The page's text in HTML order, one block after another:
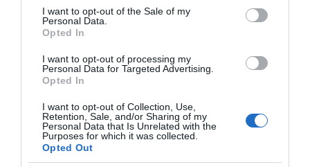
consent section.
I want to opt-out of the Sale of my
Personal Data.
Opted In
I want to opt-out of processing my
Personal Data for Targeted Advertising.
Opted In
I want to opt-out of Collection, Use,
Retention, Sale, and/or Sharing of my
Personal Data that Is Unrelated with the
Purposes for which it was collected.
Opted Out